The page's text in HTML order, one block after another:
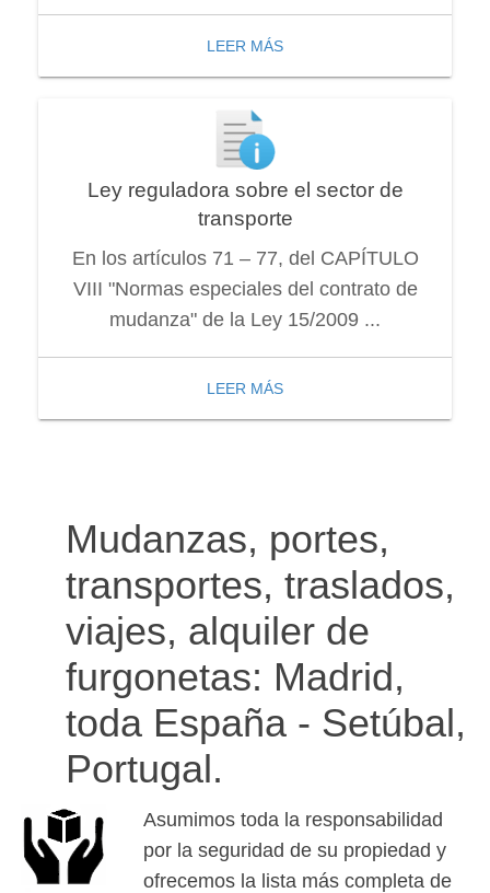
LEER MÁS
Ley reguladora sobre el sector de
transporte
En los artículos 71 – 77, del CAPÍTULO
VIII "Normas especiales del contrato de
mudanza" de la Ley 15/2009 ...
LEER MÁS
Mudanzas, portes,
transportes, traslados,
viajes, alquiler de
furgonetas: Madrid,
toda España - Setúbal,
Portugal.
Asumimos toda la responsabilidad
por la seguridad de su propiedad y
ofrecemos la lista más completa de